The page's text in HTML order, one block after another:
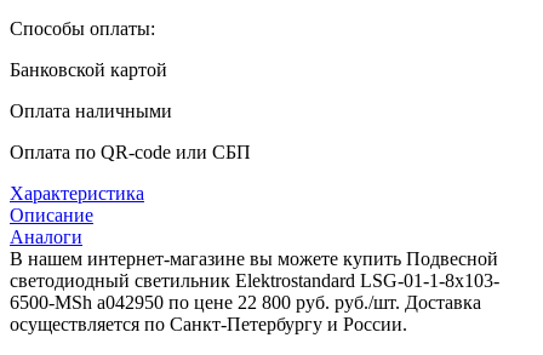
Способы оплаты:
Банковской картой
Оплата наличными
Оплата по QR-code или СБП
Характеристика
Описание
Аналоги
В нашем интернет-магазине вы можете купить Подвесной
светодиодный светильник Elektrostandard LSG-01-1-8x103-
6500-MSh a042950 по цене 22 800 руб. руб./шт. Доставка
осуществляется по Санкт-Петербургу и России.